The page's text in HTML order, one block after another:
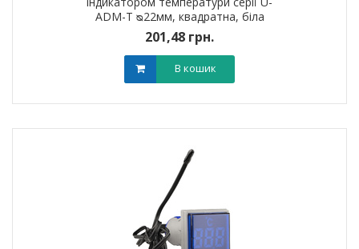
ADM-T ᴓ22мм, квадратна, біла
201,48 грн.
В кошик